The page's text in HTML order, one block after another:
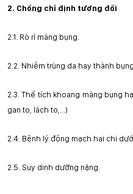
2. Chống chỉ định tương đối
2.1. Rò rỉ màng bụng.
2.2. Nhiễm trùng da hay thành bụng
2.3. Thể tích khoang màng bụng
gan to, lách to,...)
2.4. Bệnh lý động mạch hai chi
2.5. Suy dinh dưỡng nặng.